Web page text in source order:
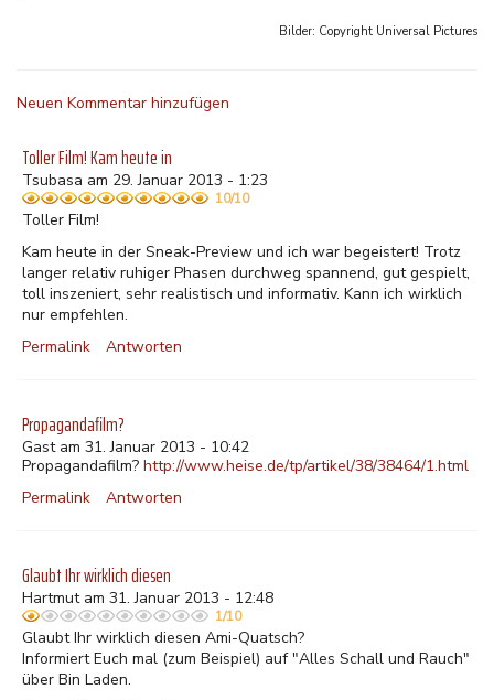
Bilder: Copyright Universal Pictures
Neuen Kommentar hinzufügen
Toller Film! Kam heute in
Tsubasa am 29. Januar 2013 - 1:23
10/10
Toller Film!
Kam heute in der Sneak-Preview und ich war begeistert! Trotz
langer relativ ruhiger Phasen durchweg spannend, gut gespielt,
toll inszeniert, sehr realistisch und informativ. Kann ich wirklich
nur empfehlen.
Permalink
Antworten
Propagandafilm?
Gast am 31. Januar 2013 - 10:42
Propagandafilm? http://www.heise.de/tp/artikel/38/38464/1.html
Permalink
Antworten
Glaubt Ihr wirklich diesen
Hartmut am 31. Januar 2013 - 12:48
1/10
Glaubt Ihr wirklich diesen Ami-Quatsch?
Informiert Euch mal (zum Beispiel) auf "Alles Schall und Rauch"
über Bin Laden.